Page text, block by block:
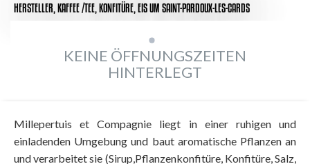
HERSTELLER, KAFFEE /TEE, KONFITÜRE, EISUM SAINT-PARDOUX-LES-CARDS
KEINE ÖFFNUNGSZEITEN
HINTERLEGT
Millepertuis et Compagnie liegt in einer ruhigen und
einladenden Umgebung und baut aromatische Pflanzen an
und verarbeitet sie (Sirup,Pflanzenkonfitüre, Konfitüre, Salz,